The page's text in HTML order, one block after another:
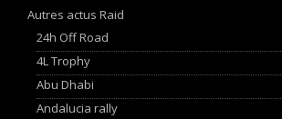
Autres actus Raid
24h Off Road
4L Trophy
Abu Dhabi
Andalucia rally